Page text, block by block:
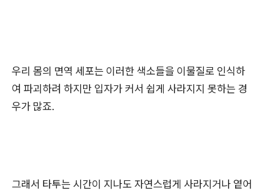
우리 몸의 면역 세포는 이러한 색소들을 이물질로 인식하
여 파괴하려 하지만 입자가 커서 쉽게 사라지지 못하는 경
우가 많죠.
그래서 타투는 시간이 지나도 자연스럽게 사라지거나 옅어